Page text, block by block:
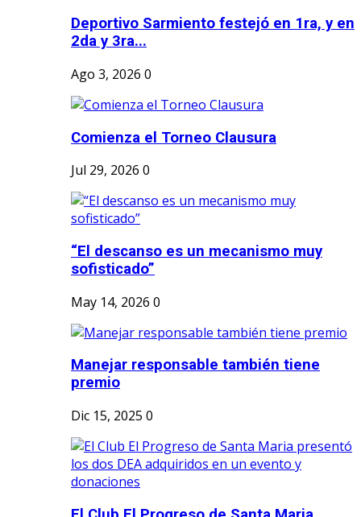
Deportivo Sarmiento festejó en 1ra, y en
2da y 3ra...
Ago 3, 2026 0
Comienza el Torneo Clausura
Jul 29, 2026 0
“El descanso es un mecanismo muy
sofisticado”
May 14, 2026 0
Manejar responsable también tiene
premio
Dic 15, 2025 0